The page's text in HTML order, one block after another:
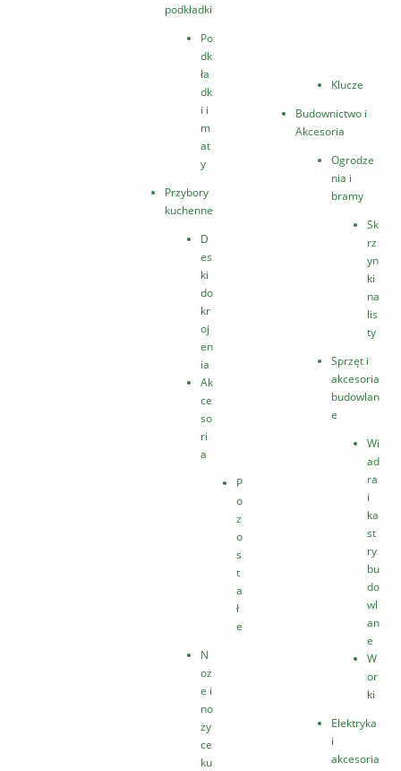
podkładki
Po
dk
ła
dk
i i
m
at
y
Przybory
kuchenne
D
es
ki
do
kr
oj
en
ia
Ak
ce
so
ri
a
P
o
z
o
s
t
a
ł
e
N
oż
e i
no
ży
ce
ku
Klucze
Budownictwo i
Akcesoria
Ogrodze
nia i
bramy
Sk
rz
yn
ki
na
lis
ty
Sprzęt i
akcesoria
budowlan
e
Wi
ad
ra
i
ka
st
ry
bu
do
wl
an
e
W
or
ki
Elektryka
i
akcesoria